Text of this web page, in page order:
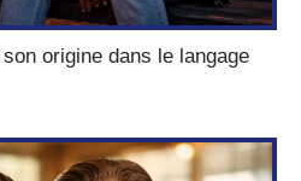
origine dans le langage